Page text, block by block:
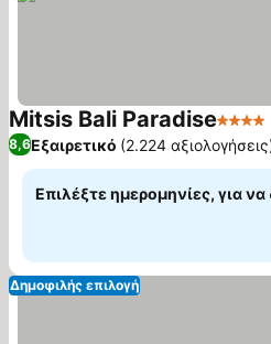
Mitsis Bali Paradise4
8,6Εξαιρετικό (2.224
Επιλέξτε ημερομηνίες, για να
Δημοφιλής επιλογή